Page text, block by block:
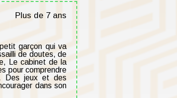
Plus de 7 ans
garçon qui va
de doutes, de
Le cabinet de la
pour comprendre
Des jeux et des
dans son